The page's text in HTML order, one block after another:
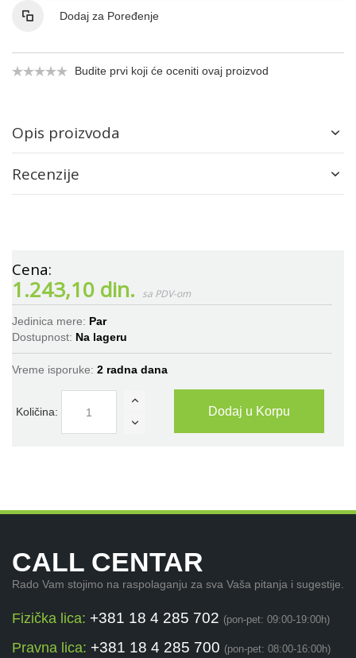
Dodaj za Poređenje
Budite prvi koji će oceniti ovaj proizvod
1.243,10 din.
Jedinica mere: Par
Dostupnost: Na lageru
Vreme isporuke: 2 radna dana
Količina: Dodaj u Korpu
Opis proizvoda
Recenzije
CALL CENTAR
Rado Vam stojimo na raspolaganju za sva Vaša pitanja i sugestije.
Fizička lica: +381 18 4 285 702 (pon-pet: 09:00-19:00h)
Pravna lica: +381 18 4 285 700 (pon-pet: 08:00-16:00h)